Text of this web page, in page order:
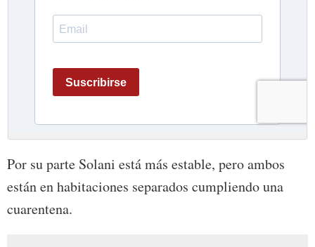
Por su parte Solani está más estable, pero ambos
están en habitaciones separados cumpliendo una
cuarentena.